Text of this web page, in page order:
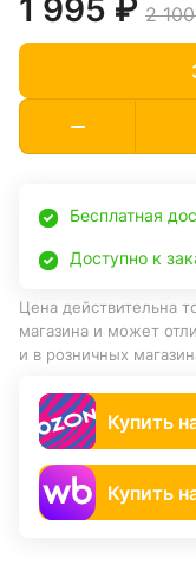
1 995 ₽ 2
Бесплатная
Доступно к
Цена действительна
магазина и может
и в розничных
Купить
Купить